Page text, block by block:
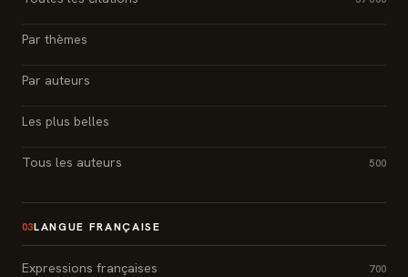
Par thèmes
Par auteurs
Les plus belles
Tous les auteurs 500
03LANGUE FRANÇAISE
Expressions françaises 700